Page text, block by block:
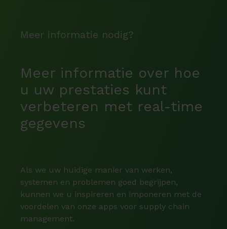
Meer informatie nodig?
Meer informatie over hoe
u uw prestaties kunt
verbeteren met real-time
gegevens
Als we uw huidige manier van werken,
systemen en problemen goed begrijpen,
kunnen we u inspireren en imponeren met de
voordelen van onze apps voor supply chain
management.